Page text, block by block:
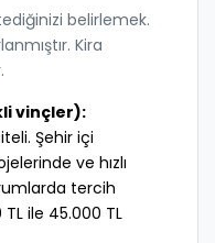
belirlemek.
Kira
vinçler):
Şehir içi
ve hızlı
tercih
TL ile 45.000 TL